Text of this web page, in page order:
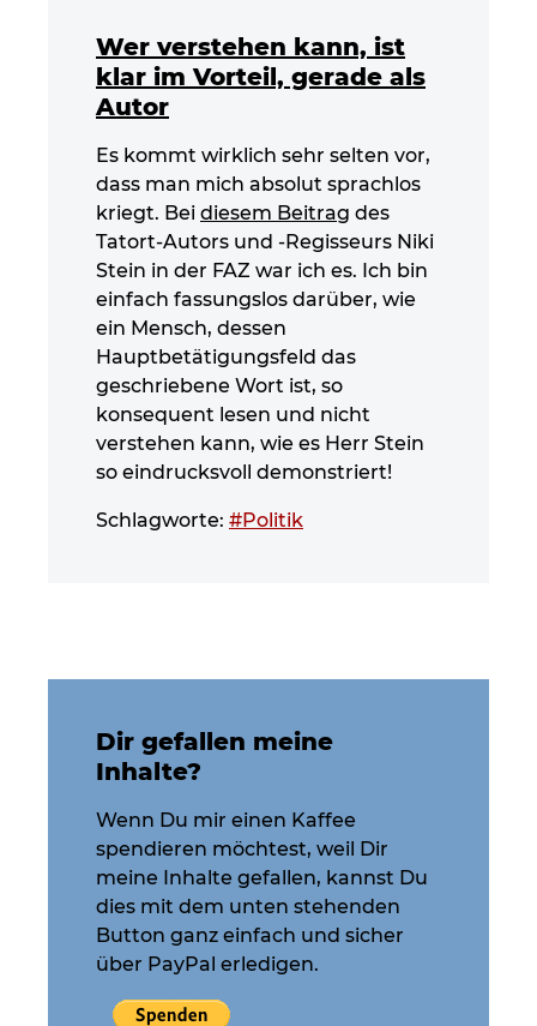
Wer verstehen kann, ist
klar im Vorteil, gerade als
Autor
Es kommt wirklich sehr selten vor,
dass man mich absolut sprachlos
kriegt. Bei diesem Beitrag des
Tatort-Autors und -Regisseurs Niki
Stein in der FAZ war ich es. Ich bin
einfach fassungslos darüber, wie
ein Mensch, dessen
Hauptbetätigungsfeld das
geschriebene Wort ist, so
konsequent lesen und nicht
verstehen kann, wie es Herr Stein
so eindrucksvoll demonstriert!
Schlagworte: #Politik
Dir gefallen meine
Inhalte?
Wenn Du mir einen Kaffee
spendieren möchtest, weil Dir
meine Inhalte gefallen, kannst Du
dies mit dem unten stehenden
Button ganz einfach und sicher
über PayPal erledigen.